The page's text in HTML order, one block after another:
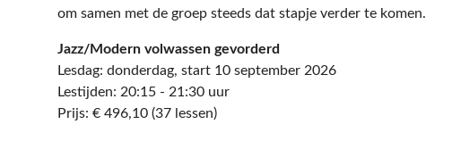
om samen met de groep steeds dat stapje verder te komen.
Jazz/Modern volwassen gevorderd
Lesdag: donderdag, start 10 september 2026
Lestijden: 20:15 - 21:30 uur
Prijs: € 496,10 (37 lessen)